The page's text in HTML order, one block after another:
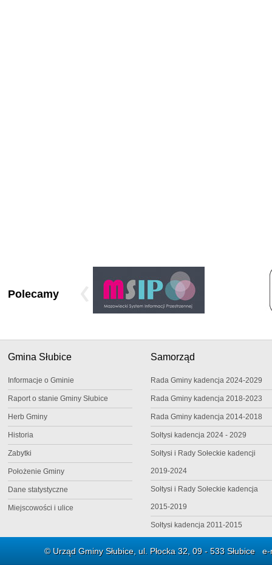
Polecamy
Gmina Słubice
Informacje o Gminie
Raport o stanie Gminy Słubice
Herb Gminy
Historia
Zabytki
Położenie Gminy
Dane statystyczne
Miejscowości i ulice
Samorząd
Rada Gminy kadencja 2024-2029
Rada Gminy kadencja 2018-2023
Rada Gminy kadencja 2014-2018
Sołtysi kadencja 2024 - 2029
Sołtysi i Rady Sołeckie kadencji
2019-2024
Sołtysi i Rady Sołeckie kadencja
2015-2019
Sołtysi kadencja 2011-2015
© Urząd Gminy Słubice, ul. Płocka 32, 09 - 533 Słubice